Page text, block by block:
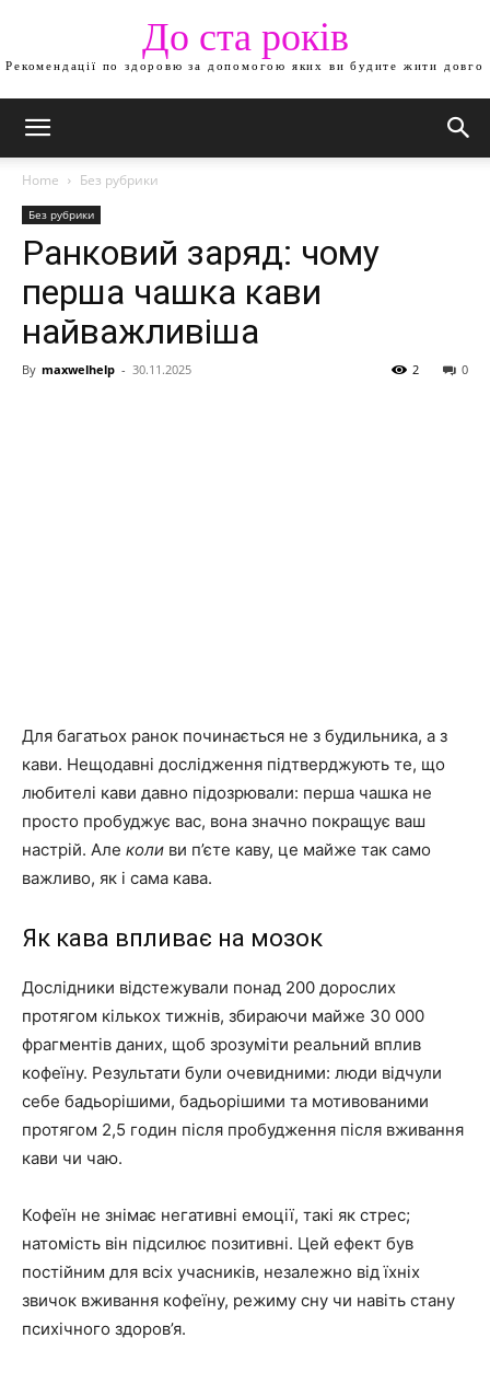
До ста років
Рекомендації по здоровю за допомогою яких ви будите жити довго
Home Без рубрики
Без рубрики
Ранковий заряд: чому
перша чашка кави
найважливіша
By maxwelhelp - 30.11.2025 0
2
Для багатьох ранок починається не з будильника, а з
кави. Нещодавні дослідження підтверджують те, що
любителі кави давно підозрювали: перша чашка не
просто пробуджує вас, вона значно покращує ваш
настрій. Але коли ви п’єте каву, це майже так само
важливо, як і сама кава.
Як кава впливає на мозок
Дослідники відстежували понад 200 дорослих
протягом кількох тижнів, збираючи майже 30 000
фрагментів даних, щоб зрозуміти реальний вплив
кофеїну. Результати були очевидними: люди відчули
себе бадьорішими, бадьорішими та мотивованими
протягом 2,5 годин після пробудження після вживання
кави чи чаю.
Кофеїн не знімає негативні емоції, такі як стрес;
натомість він підсилює позитивні. Цей ефект був
постійним для всіх учасників, незалежно від їхніх
звичок вживання кофеїну, режиму сну чи навіть стану
психічного здоров’я.